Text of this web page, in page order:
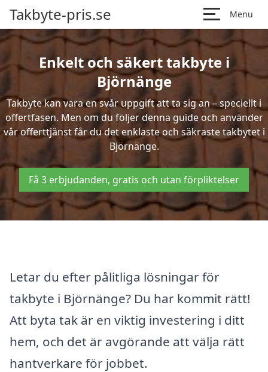
Takbyte-pris.se Menu
Enkelt och säkert takbyte i
Björnänge
Takbyte kan vara en svår uppgift att ta sig an – speciellt i
offertfasen. Men om du följer denna guide och använder
vår offerttjänst får du det enklaste och säkraste takbytet i
Björnänge.
Få 3 erbjudanden, gratis och utan förpliktelser
Letar du efter pålitliga lösningar för
takbyte i Björnänge? Du har kommit rätt!
Att byta tak är en viktig investering i ditt
hem, och det är avgörande att välja rätt
hantverkare för jobbet.